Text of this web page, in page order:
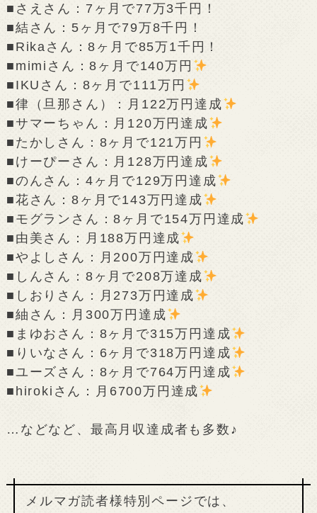
■さえさん：7ヶ月で77万3千円！
■結さん：5ヶ月で79万8千円！
■Rikaさん：8ヶ月で85万1千円！
■mimiさん：8ヶ月で140万円
■IKUさん：8ヶ月で111万円
■律（旦那さん）：月122万円達成
■サマーちゃん：月120万円達成
■たかしさん：8ヶ月で121万円
■けーぴーさん：月128万円達成
■のんさん：4ヶ月で129万円達成
■花さん：8ヶ月で143万円達成
■モグランさん：8ヶ月で154万円達成
■由美さん：月188万円達成
■やよしさん：月200万円達成
■しんさん：8ヶ月で208万達成
■しおりさん：月273万円達成
■紬さん：月300万円達成
■まゆおさん：8ヶ月で315万円達成
■りいなさん：6ヶ月で318万円達成
■ユーズさん：8ヶ月で764万円達成
■hirokiさん：月6700万円達成
…などなど、最高月収達成者も多数♪
メルマガ読者様特別ページでは、